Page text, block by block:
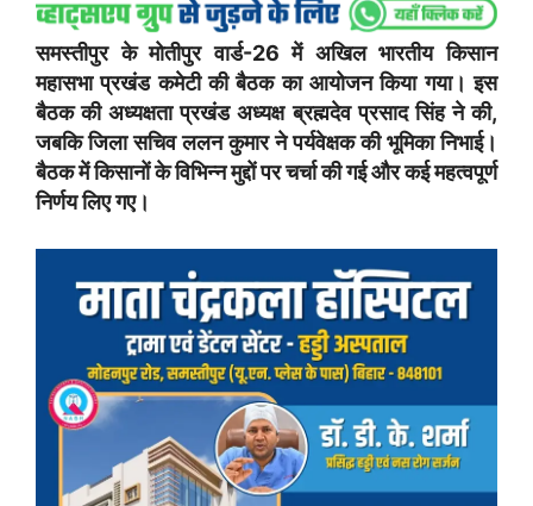
समस्तीपुर के मोतीपुर वार्ड-26 में अखिल भारतीय किसान
महासभा प्रखंड कमेटी की बैठक का आयोजन किया गया। इस
बैठक की अध्यक्षता प्रखंड अध्यक्ष ब्रह्मदेव प्रसाद सिंह ने की,
जबकि जिला सचिव ललन कुमार ने पर्यवेक्षक की भूमिका निभाई।
बैठक में किसानों के विभिन्न मुद्दों पर चर्चा की गई और कई महत्वपूर्ण
निर्णय लिए गए।